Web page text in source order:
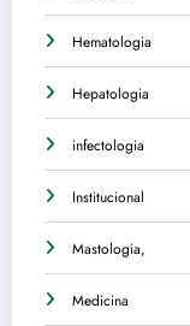
Hematologia
Hepatologia
infectologia
Institucional
Mastologia,
Medicina